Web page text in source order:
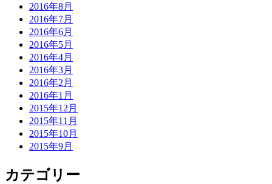
2016年8月
2016年7月
2016年6月
2016年5月
2016年4月
2016年3月
2016年2月
2016年1月
2015年12月
2015年11月
2015年10月
2015年9月
カテゴリー